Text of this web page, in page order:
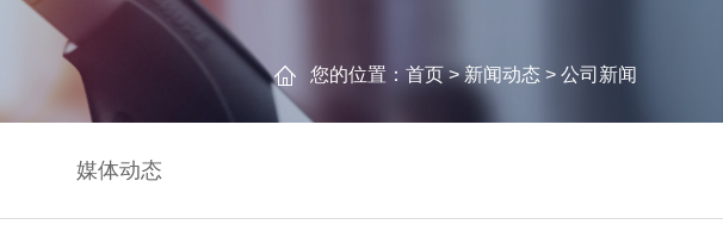
您的位置： 首页>新闻动态 > 公司新闻
媒体动态